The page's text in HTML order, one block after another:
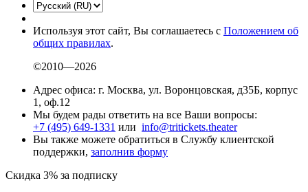
Используя этот сайт, Вы соглашаетесь с Положением об
общих правилах.
©2010—2026
Адрес офиса: г. Москва, ул. Воронцовская, д35Б, корпус
1, оф.12
Мы будем рады ответить на все Ваши вопросы:
+7 (495) 649-1331 или info@tritickets.theater
Вы также можете обратиться в Службу клиентской
поддержки, заполнив форму
Скидка 3% за подписку